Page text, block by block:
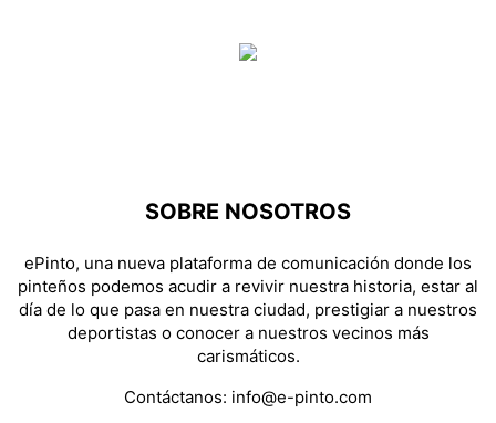
SOBRE NOSOTROS
ePinto, una nueva plataforma de comunicación donde los
pinteños podemos acudir a revivir nuestra historia, estar al
día de lo que pasa en nuestra ciudad, prestigiar a nuestros
deportistas o conocer a nuestros vecinos más
carismáticos.
Contáctanos: info@e-pinto.com